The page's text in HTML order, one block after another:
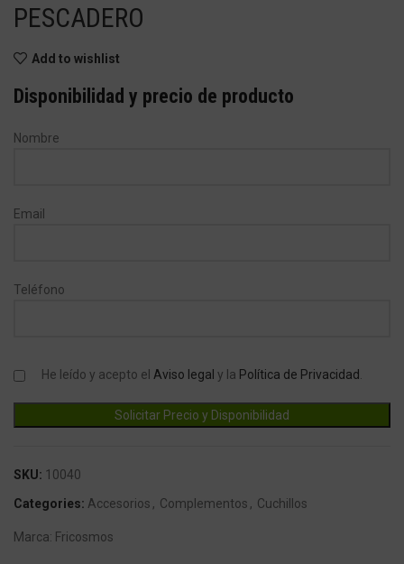
PESCADERO
Add to wishlist
Disponibilidad y precio de producto
Nombre
Email
Teléfono
He leído y acepto el Aviso legal y la Política de Privacidad.
SKU: 10040
Categories: Accesorios , Complementos , Cuchillos
Marca: Fricosmos